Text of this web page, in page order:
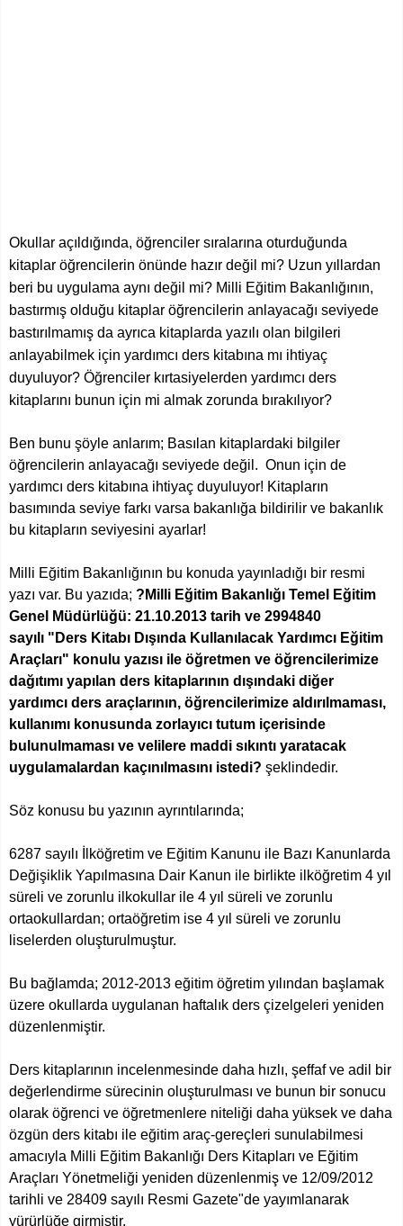
Okullar açıldığında, öğrenciler sıralarına oturduğunda
kitaplar öğrencilerin önünde hazır değil mi? Uzun yıllardan
beri bu uygulama aynı değil mi? Milli Eğitim Bakanlığının,
bastırmış olduğu kitaplar öğrencilerin anlayacağı seviyede
bastırılmamış da ayrıca kitaplarda yazılı olan bilgileri
anlayabilmek için yardımcı ders kitabına mı ihtiyaç
duyuluyor? Öğrenciler kırtasiyelerden yardımcı ders
kitaplarını bunun için mi almak zorunda bırakılıyor?
Ben bunu şöyle anlarım; Basılan kitaplardaki bilgiler
öğrencilerin anlayacağı seviyede değil. Onun için de
yardımcı ders kitabına ihtiyaç duyuluyor! Kitapların
basımında seviye farkı varsa bakanlığa bildirilir ve bakanlık
bu kitapların seviyesini ayarlar!
Milli Eğitim Bakanlığının bu konuda yayınladığı bir resmi
yazı var. Bu yazıda; ?Milli Eğitim Bakanlığı Temel Eğitim
Genel Müdürlüğü: 21.10.2013 tarih ve 2994840
sayılı "Ders Kitabı Dışında Kullanılacak Yardımcı Eğitim
Araçları" konulu yazısı ile öğretmen ve öğrencilerimize
dağıtımı yapılan ders kitaplarının dışındaki diğer
yardımcı ders araçlarının, öğrencilerimize aldırılmaması,
kullanımı konusunda zorlayıcı tutum içerisinde
bulunulmaması ve velilere maddi sıkıntı yaratacak
uygulamalardan kaçınılmasını istedi? şeklindedir.
Söz konusu bu yazının ayrıntılarında;
6287 sayılı İlköğretim ve Eğitim Kanunu ile Bazı Kanunlarda
Değişiklik Yapılmasına Dair Kanun ile birlikte ilköğretim 4 yıl
süreli ve zorunlu ilkokullar ile 4 yıl süreli ve zorunlu
ortaokullardan; ortaöğretim ise 4 yıl süreli ve zorunlu
liselerden oluşturulmuştur.
Bu bağlamda; 2012-2013 eğitim öğretim yılından başlamak
üzere okullarda uygulanan haftalık ders çizelgeleri yeniden
düzenlenmiştir.
Ders kitaplarının incelenmesinde daha hızlı, şeffaf ve adil bir
değerlendirme sürecinin oluşturulması ve bunun bir sonucu
olarak öğrenci ve öğretmenlere niteliği daha yüksek ve daha
özgün ders kitabı ile eğitim araç-gereçleri sunulabilmesi
amacıyla Milli Eğitim Bakanlığı Ders Kitapları ve Eğitim
Araçları Yönetmeliği yeniden düzenlenmiş ve 12/09/2012
tarihli ve 28409 sayılı Resmi Gazete"de yayımlanarak
yürürlüğe girmiştir.